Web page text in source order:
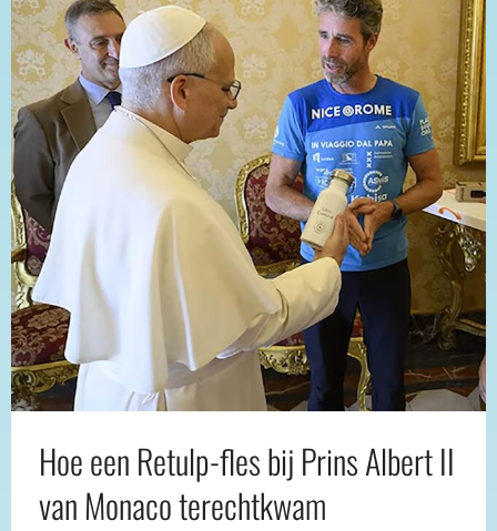
Hoe een Retulp-fles bij Prins Albert II
van Monaco terechtkwam